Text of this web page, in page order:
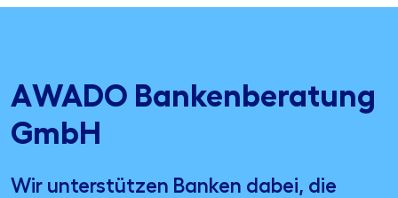
AWADO Bankenberatung
GmbH
Wir unterstützen Banken dabei, die